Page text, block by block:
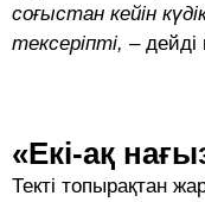
соғыстан кейін
тексеріп­ті, – дейді
«Екі-ақ
Текті топырақтан